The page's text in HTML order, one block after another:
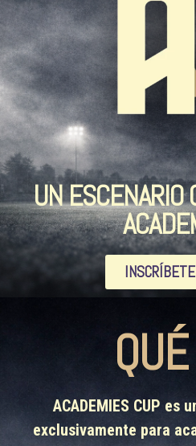
UN ESCENARIO
ACADEMIES CUP es
exclusivamente para